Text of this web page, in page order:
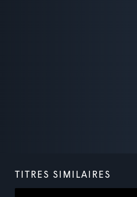
TITRES SIMILAIRES